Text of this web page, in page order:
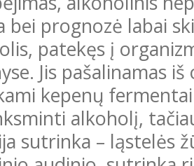
bei prognozė labai
patekęs į
Jis pašalinamas
kepenų
alkoholį,
sutrinka – ląstelės